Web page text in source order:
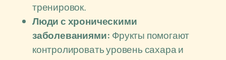
тренировок.
Люди с хроническими
заболеваниями: Фрукты помогают
контролировать уровень сахара и